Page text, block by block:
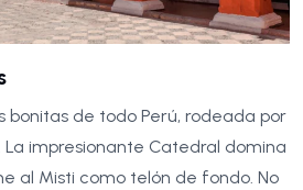
bonitas de todo Perú, rodeada por
La impresionante Catedral domina
al Misti como telón de fondo. No